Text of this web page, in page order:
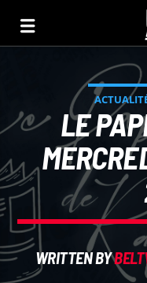
LE
WRITTEN BY